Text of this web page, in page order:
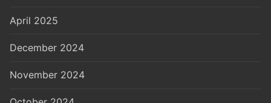
April 2025
December 2024
November 2024